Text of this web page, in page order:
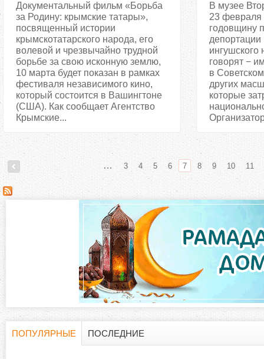
Документальный фильм «Борьба
за Родину: крымские татары»,
посвященный истории
крымскотатарского народа, его
волевой и чрезвычайно трудной
борьбе за свою исконную землю,
10 марта будет показан в рамках
фестиваля независимого кино,
который состоится в Вашингтоне
(США). Как сообщает Агентство
Крымские...
В музее
23 февраля
годовщину
депортации
ингушского
говорят −
в
других
которые
С
а
… 3 4 5 6 7 8 9 10 11
ПОПУЛЯРНЫЕ
ПОСЛЕДНИЕ